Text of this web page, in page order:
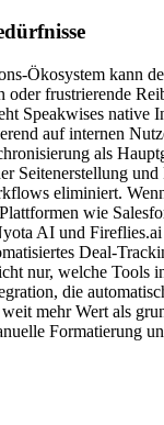
Ökosystem kann
oder frustrierende
Speakwises native
auf internen
als
Seitenerstellung
eliminiert.
wie
AI und
Deal-
nur, welche Tools
die
mehr Wert als
Formatierung